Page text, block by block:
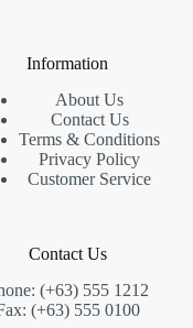
Information
About Us
Contact Us
Terms & Conditions
Privacy Policy
Customer Service
Contact Us
(+63) 555 1212
(+63) 555 0100